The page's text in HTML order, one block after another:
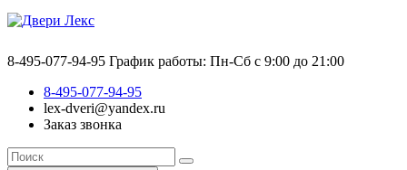
8-495-077-94-95 График работы: Пн-Сб с 9:00 до 21:00
8-495-077-94-95
lex-dveri@yandex.ru
Заказ звонка